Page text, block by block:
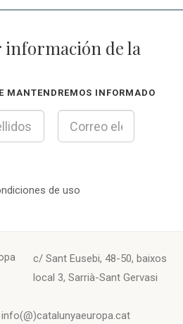
información de la
MANTENDREMOS INFORMADO
de uso
c/ Sant Eusebi, 48-50, baixos
local 3, Sarrià-Sant Gervasi
info(@)catalunyaeuropa.cat